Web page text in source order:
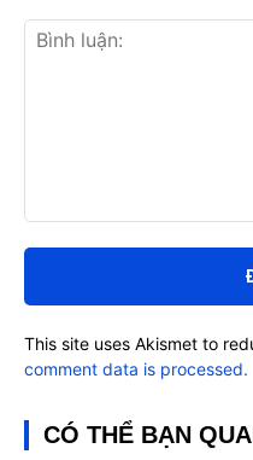
luận:
This site uses Akismet to
comment data is processed.
CÓ THỂ BẠN